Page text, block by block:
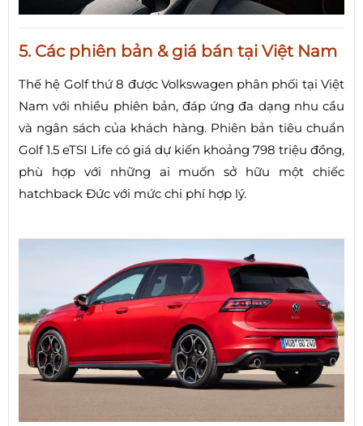
5. Các phiên bản & giá bán tại Việt Nam
Thế hệ Golf thứ 8 được Volkswagen phân phối tại Việt
Nam với nhiều phiên bản, đáp ứng đa dạng nhu cầu
và ngân sách của khách hàng. Phiên bản tiêu chuẩn
Golf 1.5 eTSI Life có giá dự kiến khoảng 798 triệu đồng,
phù hợp với những ai muốn sở hữu một chiếc
hatchback Đức với mức chi phí hợp lý.